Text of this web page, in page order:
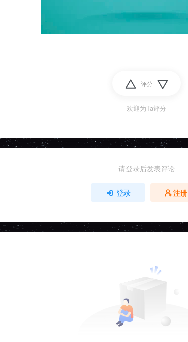
评分
欢迎为Ta评分
请登录后发表评论
登录 注册